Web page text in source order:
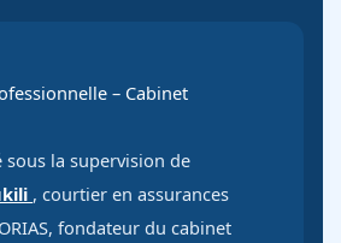
– Cabinet
la supervision de
, courtier en assurances
fondateur du cabinet